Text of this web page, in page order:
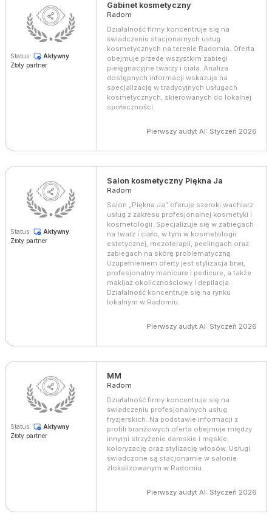
Status:
Aktywny
Złoty partner
Gabinet kosmetyczny
Radom
Działalność firmy koncentruje się na
świadczeniu stacjonarnych usług
kosmetycznych na terenie Radomia. Oferta
obejmuje przede wszystkim zabiegi
pielęgnacyjne twarzy i ciała. Analiza
dostępnych informacji wskazuje na
specjalizację w tradycyjnych usługach
kosmetycznych, skierowanych do lokalnej
społeczności.
Pierwszy audyt AI: Styczeń 2026
Status:
Aktywny
Złoty partner
Salon kosmetyczny Piękna Ja
Radom
Salon „Piękna Ja” oferuje szeroki wachlarz
usług z zakresu profesjonalnej kosmetyki i
kosmetologii. Specjalizuje się w zabiegach
na twarz i ciało, w tym w kosmetologii
estetycznej, mezoterapii, peelingach oraz
zabiegach na skórę problematyczną.
Uzupełnieniem oferty jest stylizacja brwi,
profesjonalny manicure i pedicure, a także
makijaż okolicznościowy i depilacja.
Działalność koncentruje się na rynku
lokalnym w Radomiu.
Pierwszy audyt AI: Styczeń 2026
Status:
Aktywny
Złoty partner
MM
Radom
Działalność firmy koncentruje się na
świadczeniu profesjonalnych usług
fryzjerskich. Na podstawie informacji z
profili branżowych oferta obejmuje między
innymi strzyżenie damskie i męskie,
koloryzację oraz stylizację włosów. Usługi
świadczone są stacjonarnie w salonie
zlokalizowanym w Radomiu.
Pierwszy audyt AI: Styczeń 2026